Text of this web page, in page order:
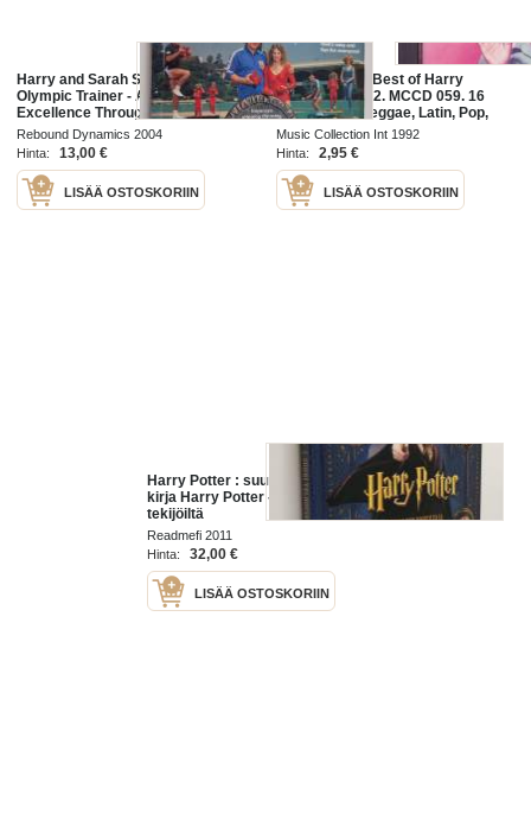
Harry and Sarah Sneider's
Olympic Trainer - Athletic
Excellence Through Resistive
Rebounding
Rebound Dynamics 2004
Hinta:
13,00 €
LISÄÄ OSTOSKORIIN
CD - The Very Best of Harry
Belafonte. 1992. MCCD 059. 16
kappaletta. (Reggae, Latin, Pop,
Calypso)
Music Collection Int 1992
Hinta:
2,95 €
LISÄÄ OSTOSKORIIN
Harry Potter : suuri velhouskirja :
kirja Harry Potter -elokuvien
tekijöiltä
Readmefi 2011
Hinta:
32,00 €
LISÄÄ OSTOSKORIIN